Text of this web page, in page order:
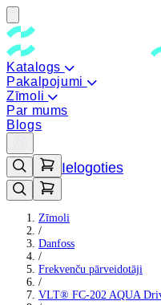
Katalogs
Pakalpojumi
Zīmoli
Par mums
Blogs
Ielogoties
Zīmoli
/
Danfoss
/
Frekvenču pārveidotāji
/
VLT® FC-202 AQUA